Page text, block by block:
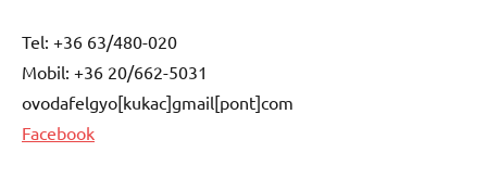
Tel: +36 63/480-020
Mobil: +36 20/662-5031
ovodafelgyo[kukac]gmail[pont]com
Facebook